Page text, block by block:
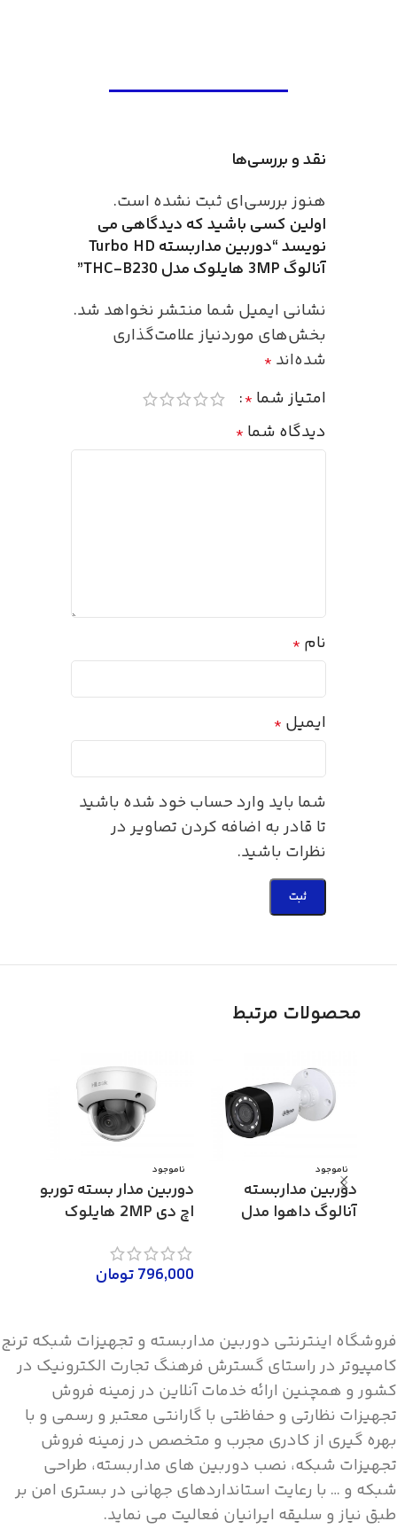
نقد و بررسی‌ها
هنوز بررسی‌ای ثبت نشده است.
اولین کسی باشید که دیدگاهی می
نویسد “دوربین مداربسته Turbo HD
آنالوگ 3MP هایلوک مدل THC-B230”
نشانی ایمیل شما منتشر نخواهد شد.
بخش‌های موردنیاز علامت‌گذاری
شده‌اند *
امتیاز شما *
دیدگاه شما *
نام *
ایمیل *
شما باید وارد حساب خود شده باشید
تا قادر به اضافه کردن تصاویر در
نظرات باشید.
محصولات مرتبط
ناموجود
دوربین مداربسته
آنالوگ داهوا مدل
ناموجود
دوربین مدار بسته توربو
اچ دی 2MP هایلوک
796,000تومان
فروشگاه اینترنتی دوربین مداربسته و تجهیزات شبکه ترنج
کامپیوتر در راستای گسترش فرهنگ تجارت الکترونیک در
کشور و همچنین ارائه خدمات آنلاین در زمینه فروش
تجهیزات نظارتی و حفاظتی با گارانتی معتبر و رسمی و با
بهره گیری از کادری مجرب و متخصص در زمینه فروش
تجهیزات شبکه، نصب دوربین های مداربسته، طراحی
شبکه و … با رعایت استانداردهای جهانی در بستری امن بر
طبق نیاز و سلیقه ایرانیان فعالیت می نماید.